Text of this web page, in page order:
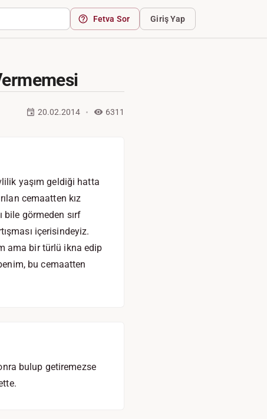
Fetva Sor Giriş Yap
20.02.2014 6311
yaşım geldiği hatta
cemaatten kız
bile görmeden sırf
içerisindeyiz.
ama bir türlü ikna edip
bu cemaatten
bulup getiremezse